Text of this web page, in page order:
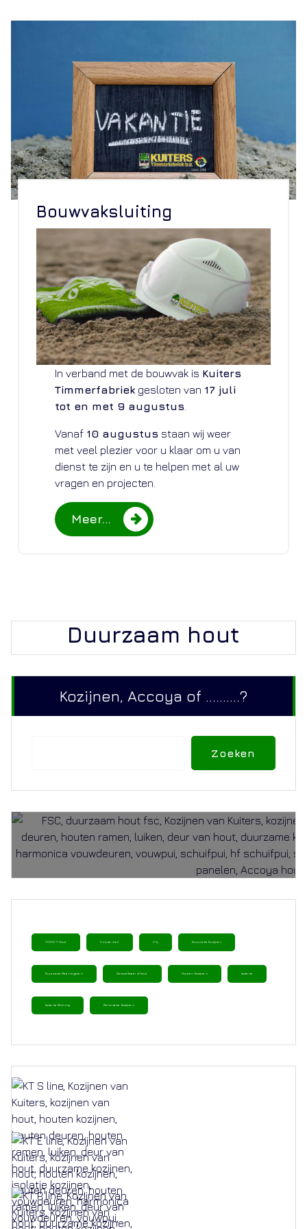
Bouwvaksluiting
In verband met de bouwvak is Kuiters
Timmerfabriek gesloten van 17 juli
tot en met 9 augustus
Vanaf 10 augustus staan wij weer
met veel plezier voor u klaar om u van
dienst te zijn en u te helpen met al uw
vragen en projecten.
Meer…
Duurzaam hout
Kozijnen, Accoya of ..........?
Zoeken
ACCOYA Hout Circulariteit CO₂ Duurzame Kozijnen
Duurzame Maatregelen Gemodificeerd Hout Houten Kozijnen Isolatie
Isolatie Woning Renovatie Kozijnen